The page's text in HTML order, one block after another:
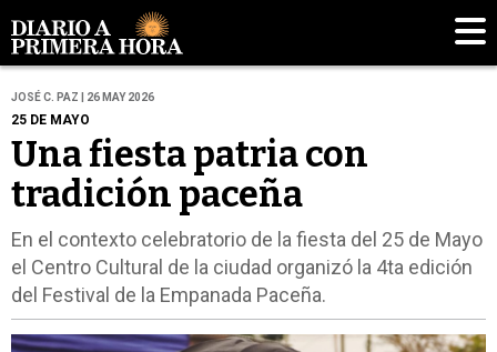
JOSÉ C. PAZ | 26 MAY 2026
25 DE MAYO
Una fiesta patria con
tradición paceña
En el contexto celebratorio de la fiesta del 25 de Mayo
el Centro Cultural de la ciudad organizó la 4ta edición
del Festival de la Empanada Paceña.